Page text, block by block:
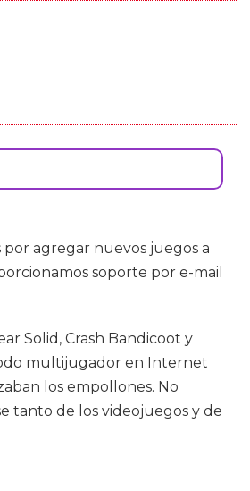
por agregar nuevos juegos a
soporte por e-mail
Solid, Crash Bandicoot y
multijugador en Internet
los empollones. No
tanto de los videojuegos y de